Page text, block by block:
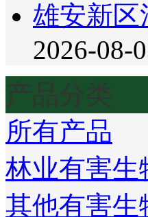
雄安新区
2026-08-
产品分类
所有产品
林业有害生
其他有害生